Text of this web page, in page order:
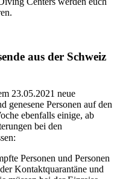
aus der Schweiz
23.05.2021 neue
genesene Personen auf den
ebenfalls einige, ab
bei den
Personen und Personen
Kontaktquarantäne und